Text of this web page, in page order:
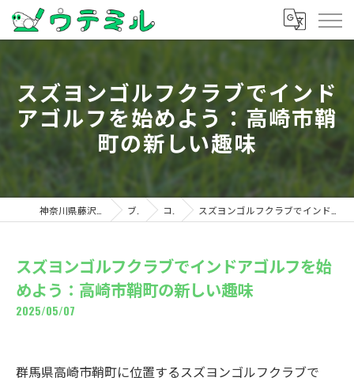
スズヨンゴルフクラブでインド
アゴルフを始めよう：高崎市鞘
町の新しい趣味
ブログ コラム スズヨンゴルフクラブでインドアゴルフを始めよう：高崎市鞘町の新しい趣味
スズヨンゴルフクラブでインドアゴルフを始
めよう：高崎市鞘町の新しい趣味
2025/05/07
群馬県高崎市鞘町に位置するスズヨンゴルフクラブで